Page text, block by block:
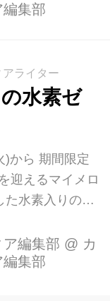
間の防水が可
編集部
アライター
水素ゼ
)から 期間限定
迎えるマイメロ
た水素入りのゼ
素ゼリー(水素
30日(火)から
ソン（一部店
編集部 @ カ
編集部